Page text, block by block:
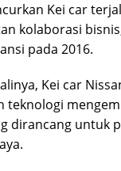
Kei car
kolaborasi
pada 2016.
Kei car
teknologi
dirancang untuk